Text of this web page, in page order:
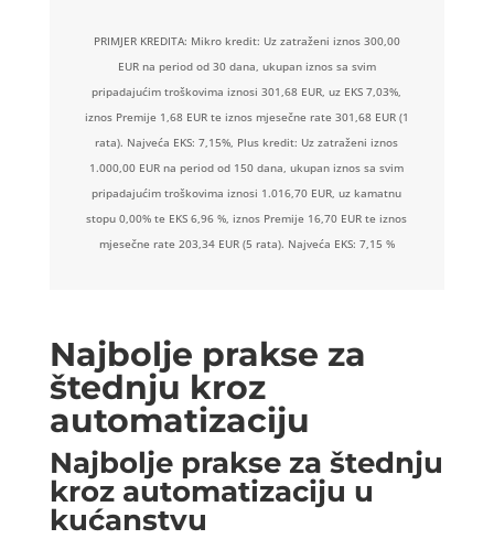
PRIMJER KREDITA: Mikro kredit: Uz zatraženi iznos 300,00
EUR na period od 30 dana, ukupan iznos sa svim
pripadajućim troškovima iznosi 301,68 EUR, uz EKS 7,03%,
iznos Premije 1,68 EUR te iznos mjesečne rate 301,68 EUR (1
rata). Najveća EKS: 7,15%, Plus kredit: Uz zatraženi iznos
1.000,00 EUR na period od 150 dana, ukupan iznos sa svim
pripadajućim troškovima iznosi 1.016,70 EUR, uz kamatnu
stopu 0,00% te EKS 6,96 %, iznos Premije 16,70 EUR te iznos
mjesečne rate 203,34 EUR (5 rata). Najveća EKS: 7,15 %
Najbolje prakse za
štednju kroz
automatizaciju
Najbolje prakse za štednju
kroz automatizaciju u
kućanstvu